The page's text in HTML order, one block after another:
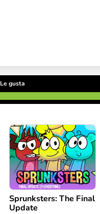
Le gusta
Sprunksters: The Final
Update